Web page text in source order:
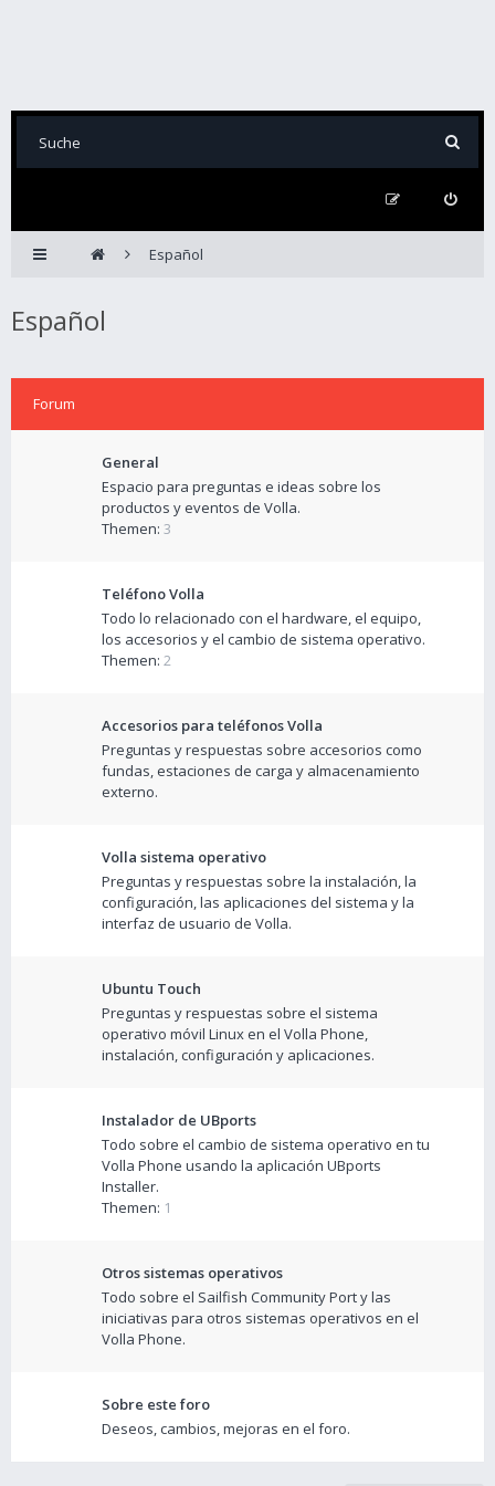
Español
Español
Forum
General
Espacio para preguntas e ideas sobre los
productos y eventos de Volla.
Themen: 3
Teléfono Volla
Todo lo relacionado con el hardware, el equipo,
los accesorios y el cambio de sistema operativo.
Themen: 2
Accesorios para teléfonos Volla
Preguntas y respuestas sobre accesorios como
fundas, estaciones de carga y almacenamiento
externo.
Volla sistema operativo
Preguntas y respuestas sobre la instalación, la
configuración, las aplicaciones del sistema y la
interfaz de usuario de Volla.
Ubuntu Touch
Preguntas y respuestas sobre el sistema
operativo móvil Linux en el Volla Phone,
instalación, configuración y aplicaciones.
Instalador de UBports
Todo sobre el cambio de sistema operativo en tu
Volla Phone usando la aplicación UBports
Installer.
Themen: 1
Otros sistemas operativos
Todo sobre el Sailfish Community Port y las
iniciativas para otros sistemas operativos en el
Volla Phone.
Sobre este foro
Deseos, cambios, mejoras en el foro.